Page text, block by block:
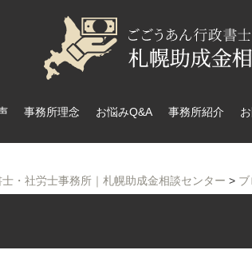
事務所理念 お悩みQ&A 事務所紹介
・社労士事務所｜札幌助成金相談センター >